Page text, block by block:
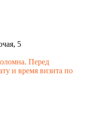
5
Перед
и время визита по